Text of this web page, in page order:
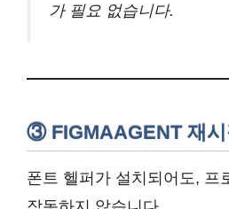
가 필요 없습니다.
③ FIGMAAGENT 재
폰트 헬퍼가 설치되어도, 프